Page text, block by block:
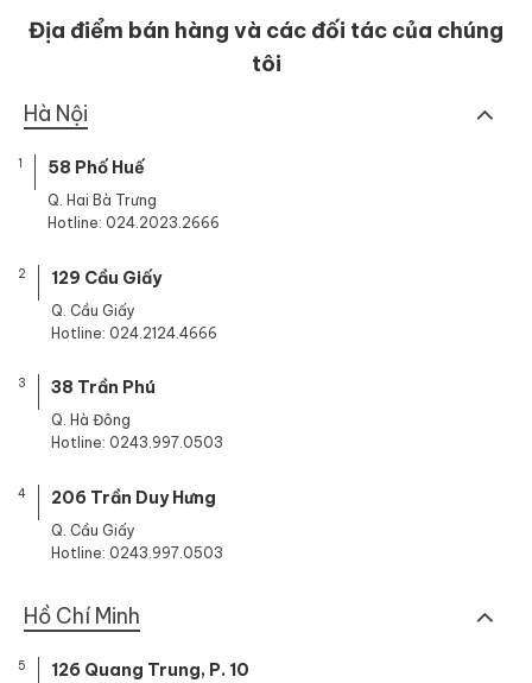
Địa điểm bán hàng và các đối tác của chúng
tôi
Hà Nội
1 58 Phố Huế
Q. Hai Bà Trưng
Hotline: 024.2023.2666
2 129 Cầu Giấy
Q. Cầu Giấy
Hotline: 024.2124.4666
3 38 Trần Phú
Q. Hà Đông
Hotline: 0243.997.0503
4 206 Trần Duy Hưng
Q. Cầu Giấy
Hotline: 0243.997.0503
Hồ Chí Minh
5 126 Quang Trung, P. 10